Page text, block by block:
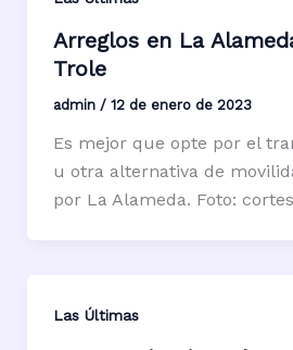
Arreglos en La
Trole
admin / 12 de enero de 2023
Es mejor que opte por el
u otra alternativa de
por La Alameda. Foto:
Las Últimas